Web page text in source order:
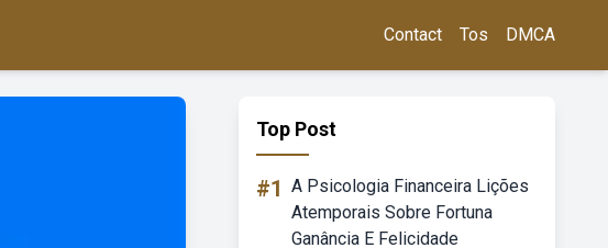
Contact Tos DMCA
Top Post
#1 A Psicologia Financeira Lições
Atemporais Sobre Fortuna
Ganância E Felicidade